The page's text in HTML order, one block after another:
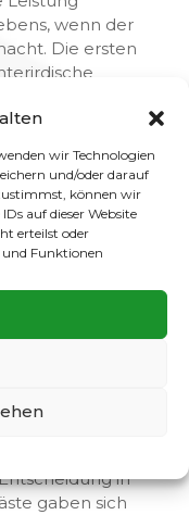
wir Technologien
und/oder darauf
können wir
auf dieser Website
erteilst oder
Funktionen
wenn der
Die ersten
stimmen
Glück nicht
Torwart
lassen von
begriffen
wird in der
Punkt
übernahmen
uns
Mit der
das
noch
wir
in
gaben sich